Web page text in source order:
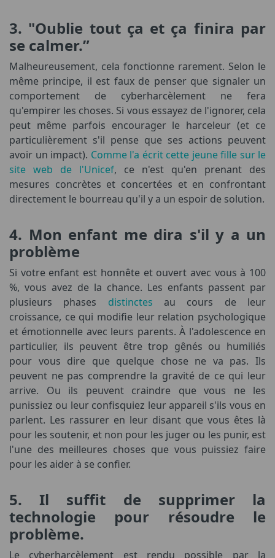
3. "Oublie tout ça et ça finira par
se calmer.”
Malheureusement, cela fonctionne rarement. Selon le
même principe, il est faux de penser que signaler un
comportement de cyberharcèlement ne fera
qu'empirer les choses. Si vous essayez de l'ignorer, cela
peut même parfois encourager le harceleur (et ce
particulièrement s'il pense que ses actions peuvent
avoir un impact). Comme l'a écrit cette jeune fille sur le
site web de l'Unicef, ce n'est qu'en prenant des
mesures concrètes et concertées et en confrontant
directement le bourreau qu'il y a un espoir de solution.
4. Mon enfant me dira s'il y a un
problème
Si votre enfant est honnête et ouvert avec vous à 100
%, vous avez de la chance. Les enfants passent par
plusieurs phases distinctes au cours de leur
croissance, ce qui modifie leur relation psychologique
et émotionnelle avec leurs parents. À l'adolescence en
particulier, ils peuvent être trop gênés ou humiliés
pour vous dire que quelque chose ne va pas. Ils
peuvent ne pas comprendre la gravité de ce qui leur
arrive. Ou ils peuvent craindre que vous ne les
punissiez ou leur confisquiez leur appareil s'ils vous en
parlent. Les rassurer en leur disant que vous êtes là
pour les soutenir, et non pour les juger ou les punir, est
l'une des meilleures choses que vous puissiez faire
pour les aider à se confier.
5. Il suffit de supprimer la
technologie pour résoudre le
problème.
Le cyberharcèlement est rendu possible par la